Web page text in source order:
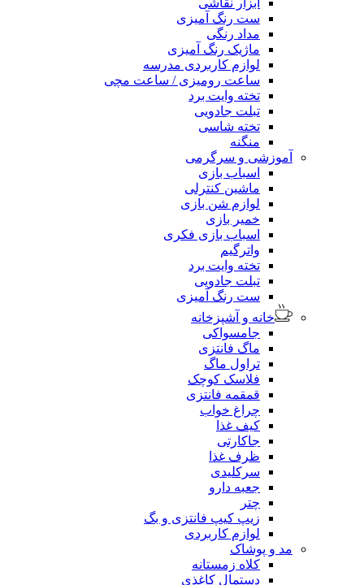
ابزار نقاشی
ست رنگ آمیزی
مداد رنگی
ماژیک رنگ آمیزی
لوازم کاربردی مدرسه
ساعت رومیزی / ساعت مچی
تخته وایت برد
تبلت جادویی
تخته شاسی
آموزشی و سرگرمی
اسباب بازی
ماشین کنترلی
لوازم شن بازی
خمیر بازی
اسباب بازی فکری
تخته وایت برد
تبلت جادویی
ست رنگ آمیزی
خانه و آشپزخانه
جامسواکی
ماگ فانتزی
تراول ماگ
فلاسک کوچک
قمقمه فانتزی
چراغ خواب
زیپ کیپ فانتزی و بگ
لوازم کاربردی
مد و پوشاک
کلاه زمستانه
دستمال کاغذی